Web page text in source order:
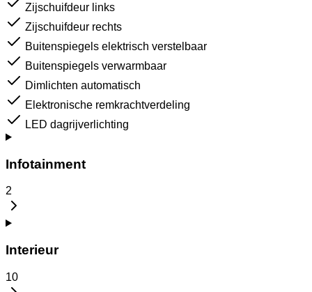
Zijschuifdeur links
Zijschuifdeur rechts
Buitenspiegels elektrisch verstelbaar
Buitenspiegels verwarmbaar
Dimlichten automatisch
Elektronische remkrachtverdeling
LED dagrijverlichting
Infotainment
2
Interieur
10